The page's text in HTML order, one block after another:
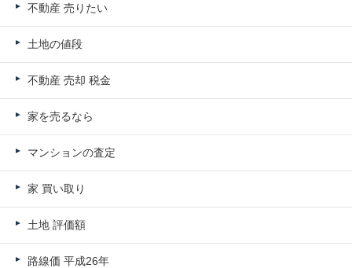
不動産 売りたい
土地の値段
不動産 売却 税金
家を売るなら
マンションの査定
家 買い取り
土地 評価額
路線価 平成26年